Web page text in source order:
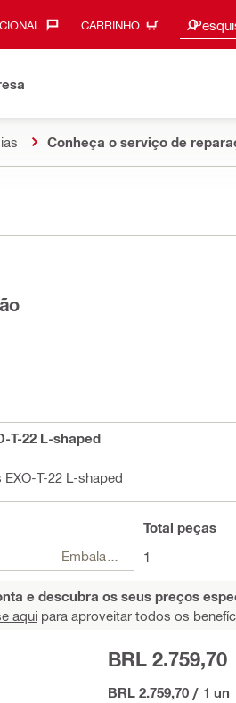
CARRINHO
Conheça o serviço de
T-22 L-shaped
T-22 L-shaped
Total peças
1
e descubra os seus preços
aqui para aproveitar todos os
BRL 2.759,70
BRL 2.759,70 / 1 un